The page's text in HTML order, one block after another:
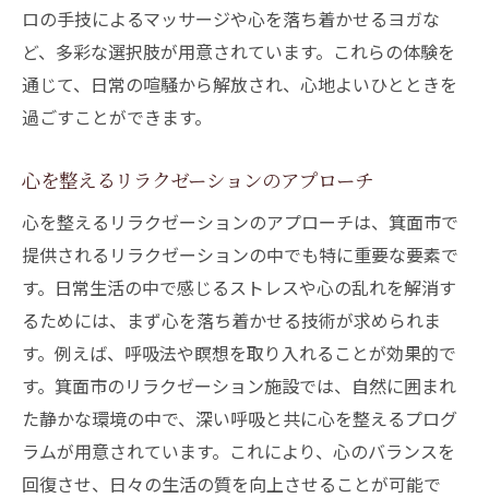
ロの手技によるマッサージや心を落ち着かせるヨガな
ど、多彩な選択肢が用意されています。これらの体験を
通じて、日常の喧騒から解放され、心地よいひとときを
過ごすことができます。
心を整えるリラクゼーションのアプローチ
心を整えるリラクゼーションのアプローチは、箕面市で
提供されるリラクゼーションの中でも特に重要な要素で
す。日常生活の中で感じるストレスや心の乱れを解消す
るためには、まず心を落ち着かせる技術が求められま
す。例えば、呼吸法や瞑想を取り入れることが効果的で
す。箕面市のリラクゼーション施設では、自然に囲まれ
た静かな環境の中で、深い呼吸と共に心を整えるプログ
ラムが用意されています。これにより、心のバランスを
回復させ、日々の生活の質を向上させることが可能で